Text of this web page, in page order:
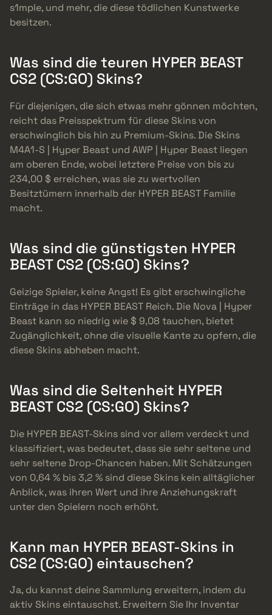
s1mple, und mehr, die diese tödlichen Kunstwerke
besitzen.
Was sind die teuren HYPER BEAST
CS2 (CS:GO) Skins?
Für diejenigen, die sich etwas mehr gönnen möchten,
reicht das Preisspektrum für diese Skins von
erschwinglich bis hin zu Premium-Skins. Die Skins
M4A1-S | Hyper Beast und AWP | Hyper Beast liegen
am oberen Ende, wobei letztere Preise von bis zu
234,00 $ erreichen, was sie zu wertvollen
Besitztümern innerhalb der HYPER BEAST Familie
macht.
Was sind die günstigsten HYPER
BEAST CS2 (CS:GO) Skins?
Geizige Spieler, keine Angst! Es gibt erschwingliche
Einträge in das HYPER BEAST Reich. Die Nova | Hyper
Beast kann so niedrig wie $ 9,08 tauchen, bietet
Zugänglichkeit, ohne die visuelle Kante zu opfern, die
diese Skins abheben macht.
Was sind die Seltenheit HYPER
BEAST CS2 (CS:GO) Skins?
Die HYPER BEAST-Skins sind vor allem verdeckt und
klassifiziert, was bedeutet, dass sie sehr seltene und
sehr seltene Drop-Chancen haben. Mit Schätzungen
von 0,64 % bis 3,2 % sind diese Skins kein alltäglicher
Anblick, was ihren Wert und ihre Anziehungskraft
unter den Spielern noch erhöht.
Kann man HYPER BEAST-Skins in
CS2 (CS:GO) eintauschen?
Ja, du kannst deine Sammlung erweitern, indem du
aktiv Skins eintauschst. Erweitern Sie Ihr Inventar